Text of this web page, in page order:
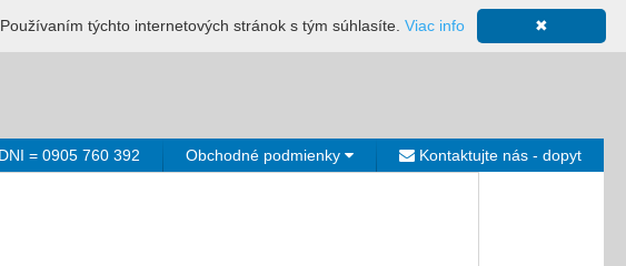
Registrácia Mapa stránky Výkup ložísk Neplatiči
= 0905 760 392 Obchodné podmienky Kontaktujte nás - dopyt
✖
týchto internetových stránok s tým súhlasíte. Viac info